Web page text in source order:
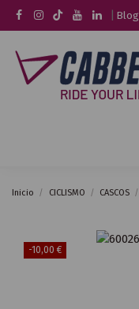
Blog
Inicio CICLISMO CASCOS
-10,00 €